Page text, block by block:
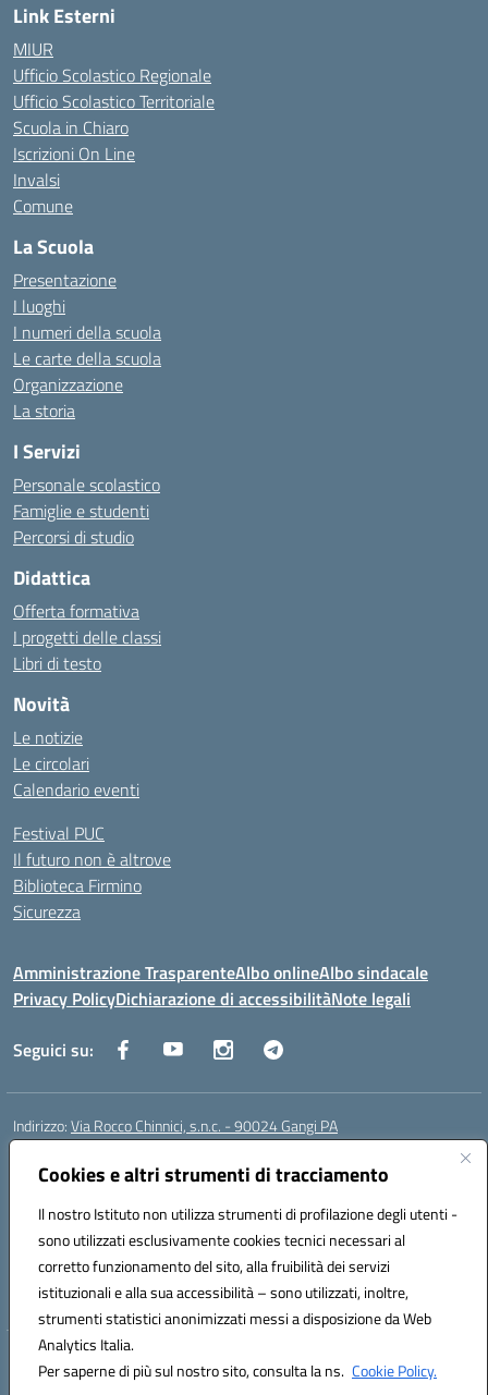
Cookies e altri strumenti di tracciamento
Il nostro Istituto non utilizza strumenti di profilazione degli utenti -
sono utilizzati esclusivamente cookies tecnici necessari al
corretto funzionamento del sito, alla fruibilità dei servizi
istituzionali e alla sua accessibilità – sono utilizzati, inoltre,
strumenti statistici anonimizzati messi a disposizione da Web
Analytics Italia.
Per saperne di più sul nostro sito, consulta la ns. Cookie Policy.
Link Esterni
MIUR
Ufficio Scolastico Regionale
Ufficio Scolastico Territoriale
Scuola in Chiaro
Iscrizioni On Line
Invalsi
Comune
La Scuola
Presentazione
I luoghi
I numeri della scuola
Le carte della scuola
Organizzazione
La storia
I Servizi
Personale scolastico
Famiglie e studenti
Percorsi di studio
Didattica
Offerta formativa
I progetti delle classi
Libri di testo
Novità
Le notizie
Le circolari
Calendario eventi
Festival PUC
Il futuro non è altrove
Biblioteca Firmino
Sicurezza
Amministrazione TrasparenteAlbo onlineAlbo sindacale
Privacy PolicyDichiarazione di accessibilitàNote legali
Seguici su:
Indirizzo:Via Rocco Chinnici, s.n.c. - 90024 Gangi PA
Centralino:
Posta elettronica certificata (PEC):pais01700b@pec.istruzione.it
Codice fiscale: 95005290820
Codice meccanografico:pais01700b
Codice Indice delle Pubbliche Amministrazioni (IPA): istsc_pais01700b
Codice unico di fatturazione (CUF): UFM1W3
Hosting & Powered by 3D Solution S.r.l.
Concept & Design by Designers Italia